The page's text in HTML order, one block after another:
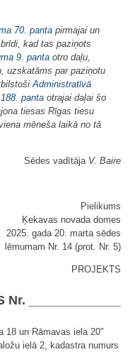
70. panta pirmajai un
kad tas paziņots
9. panta otro daļu,
uzskatāms par paziņotu
Administratīvā
188. panta otrajai daļai šo
tiesas Rīgas tiesu
mēneša laikā no tā
Sēdes vadītāja V. Baire
Pielikums
Ķekavas novada domes
2025. gada 20. marta sēdes
lēmumam Nr. 14 (prot. Nr. 5)
PROJEKTS
_____________
18 un Rāmavas iela 20"
ielā 2, kadastra numurs